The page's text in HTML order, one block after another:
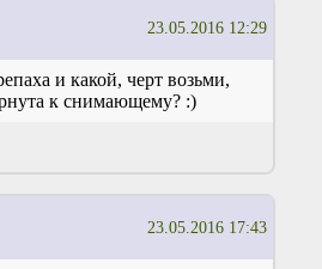
23.05.2016 12:29
и какой, черт возьми,
к снимающему? :)
23.05.2016 17:43